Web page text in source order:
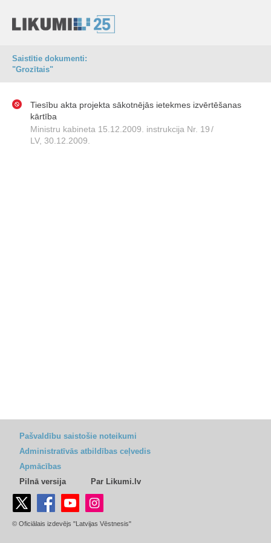
Saistītie dokumenti:
"Grozītais"
Tiesību akta projekta sākotnējās ietekmes izvērtēšanas
kārtība
Ministru kabineta 15.12.2009. instrukcija Nr. 19/
LV, 30.12.2009.
Pašvaldību saistošie noteikumi
Administratīvās atbildības ceļvedis
Apmācības
Pilnā versija
Par Likumi.lv
© Oficiālais izdevējs "Latvijas Vēstnesis"